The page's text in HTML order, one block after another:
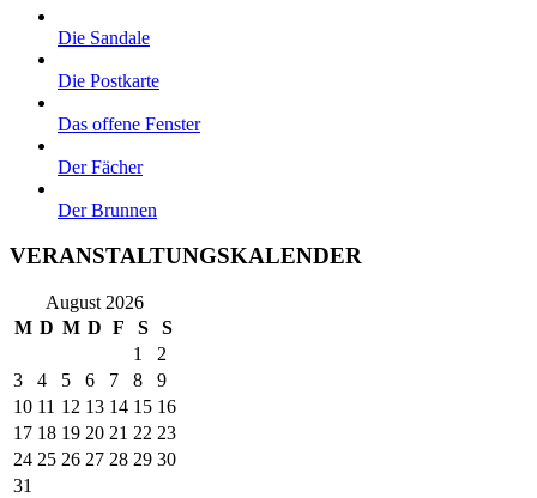
Die Sandale
Die Postkarte
Das offene Fenster
Der Fächer
Der Brunnen
VERANSTALTUNGSKALENDER
August 2026
M D M D F S S
1
2
3
4 5 6 7 8
9
10 11 12 13 14 15 16
17 18 19 20 21 22 23
24 25 26 27 28 29 30
31